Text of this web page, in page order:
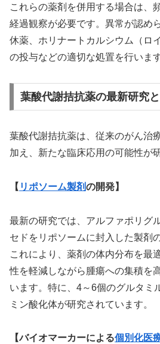
これらの薬剤を併用する場合は、
経過観察が必要です。異常が認め
休薬、ホリナートカルシウム（ロ
の投与などの適切な処置を行います
葉酸代謝拮抗薬の最新研究
葉酸代謝拮抗薬は、従来のがん治
加え、新たな臨床応用の可能性が
【 リポソーム製剤の開発】
最新の研究では、アルファポリグ
セドをリポソームに封入した製剤
これにより、薬剤の体内分布を最
性を軽減しながら腫瘍への集積を
います。特に、4～6個のグルタミ
ミン酸化体が研究されています。
【バイオマーカーによる個別化医